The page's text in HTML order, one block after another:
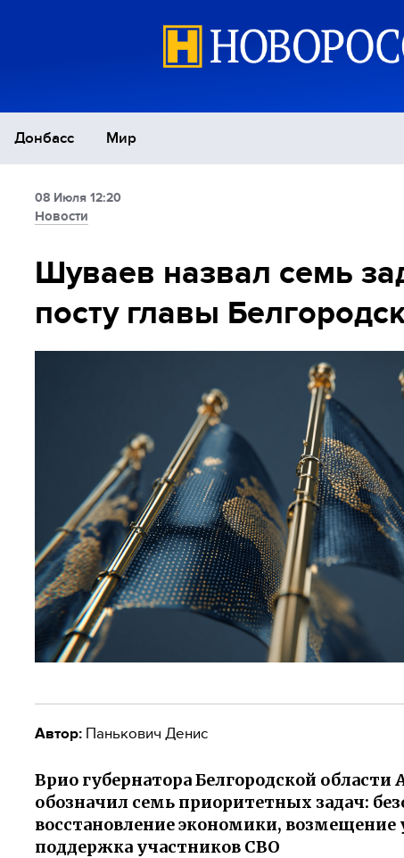
Донбасс Мир
Экономика
Спорт
08 Июля 12:20
Новости
Шуваев назвал семь
посту главы
Автор: Панькович Денис
Врио губернатора Белгородской области
обозначил семь приоритетных задач:
восстановление экономики, возмещение
поддержка участников СВО